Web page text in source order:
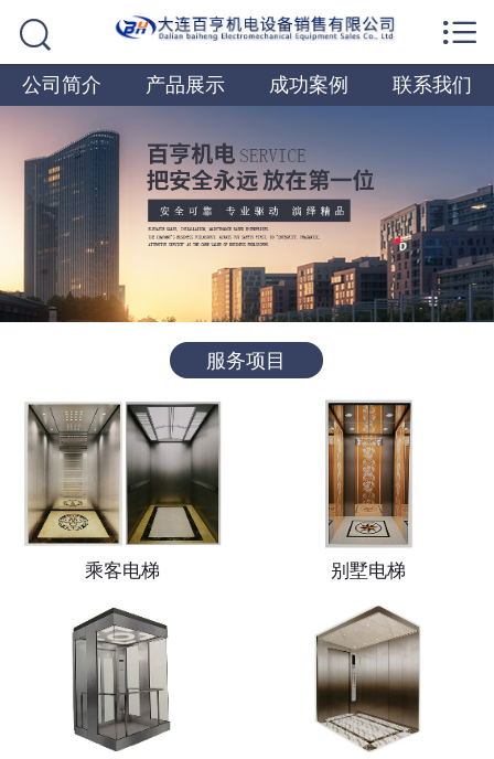
 网站首页
公司简介
成功案例
联系我们


公司简介 产品展示 成功案例 联系我们
服务项目
乘客电梯 别墅电梯